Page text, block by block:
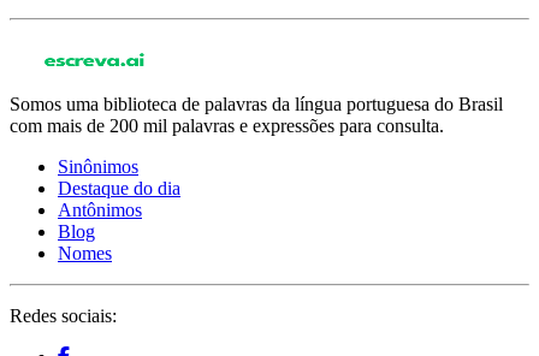
Somos uma biblioteca de palavras da língua portuguesa do Brasil
com mais de 200 mil palavras e expressões para consulta.
Sinônimos
Destaque do dia
Antônimos
Blog
Nomes
Redes sociais: